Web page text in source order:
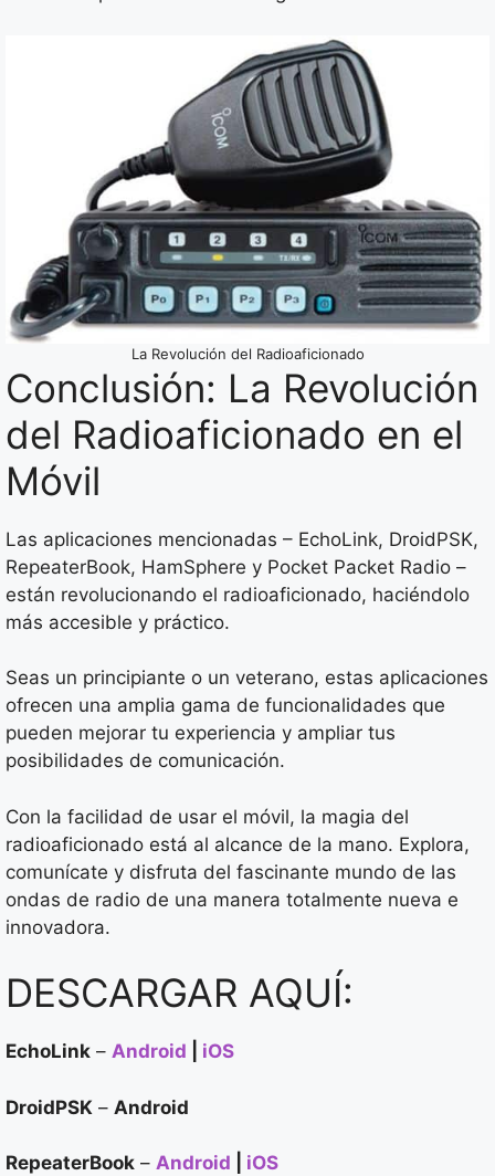
La Revolución del Radioaficionado
Conclusión: La Revolución
del Radioaficionado en el
Móvil
Las aplicaciones mencionadas – EchoLink, DroidPSK,
RepeaterBook, HamSphere y Pocket Packet Radio –
están revolucionando el radioaficionado, haciéndolo
más accesible y práctico.
Seas un principiante o un veterano, estas aplicaciones
ofrecen una amplia gama de funcionalidades que
pueden mejorar tu experiencia y ampliar tus
posibilidades de comunicación.
Con la facilidad de usar el móvil, la magia del
radioaficionado está al alcance de la mano. Explora,
comunícate y disfruta del fascinante mundo de las
ondas de radio de una manera totalmente nueva e
innovadora.
DESCARGAR AQUÍ:
EchoLink – Android iOS
DroidPSK – Android
RepeaterBook – Android iOS